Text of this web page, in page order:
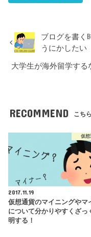
ブログを書く
うにかしたい
大学生が海外留学す
RECOMMEND こち
仮想
2017.11.19
仮想通貨のマイニングやマ
について分かりやすくざっ
明する！